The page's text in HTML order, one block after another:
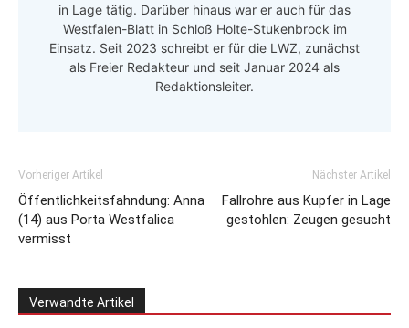
in Lage tätig. Darüber hinaus war er auch für das
Westfalen-Blatt in Schloß Holte-Stukenbrock im
Einsatz. Seit 2023 schreibt er für die LWZ, zunächst
als Freier Redakteur und seit Januar 2024 als
Redaktionsleiter.
Vorheriger Artikel
Öffentlichkeitsfahndung: Anna
(14) aus Porta Westfalica
vermisst
Nächster Artikel
Fallrohre aus Kupfer in Lage
gestohlen: Zeugen gesucht
Verwandte Artikel